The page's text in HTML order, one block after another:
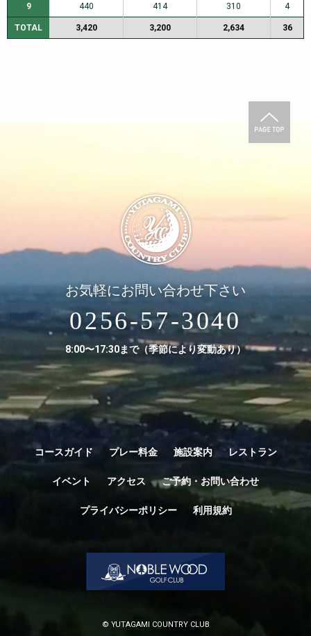
9 440 414 310 4
TOTAL 3,420 3,200 2,634 36
お気軽にお問い合わせ下さい
0256-57-3040
8:00〜17:30まで（季節により変動あり）
コースガイド プレー料金 施設案内 レストラン
イベント アクセス ご予約・お問い合わせ
プライバシーポリシー 利用規約
© YUTAGAMI COUNTRY CLUB